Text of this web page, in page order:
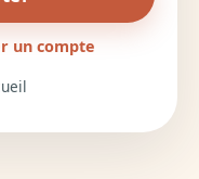
un compte